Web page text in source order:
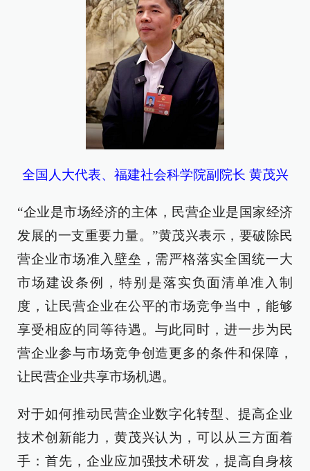
全国人大代表、福建社会科学院副院长 黄茂兴
“企业是市场经济的主体，民营企业是国家经济
发展的一支重要力量。”黄茂兴表示，要破除民
营企业市场准入壁垒，需严格落实全国统一大
市场建设条例，特别是落实负面清单准入制
度，让民营企业在公平的市场竞争当中，能够
享受相应的同等待遇。与此同时，进一步为民
营企业参与市场竞争创造更多的条件和保障，
让民营企业共享市场机遇。
对于如何推动民营企业数字化转型、提高企业
技术创新能力，黄茂兴认为，可以从三方面着
手：首先，企业应加强技术研发，提高自身核